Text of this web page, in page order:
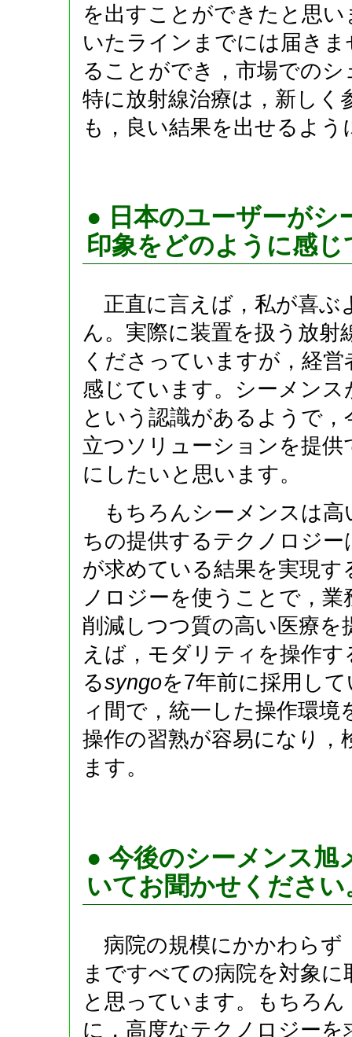
を出すことができたと思
いたラインまでには届き
ることができ，市場での
特に放射線治療は，新しく
も，良い結果を出せるよ
● 日本のユーザーがシ
印象をどのように感
正直に言えば，私が喜ぶ
ん。実際に装置を扱う放
くださっていますが，経
感じています。シーメン
という認識があるようで
立つソリューションを提
にしたいと思います。
もちろんシーメンスは高
ちの提供するテクノロジ
が求めている結果を実現
ノロジーを使うことで，
削減しつつ質の高い医療
えば，モダリティを操作
るsyngoを7年前に採用し
ィ間で，統一した操作環
操作の習熟が容易になり
ます。
● 今後のシーメンス旭
いてお聞かせください
病院の規模にかかわらず
まですべての病院を対象
と思っています。もちろ
に，高度なテクノロジー